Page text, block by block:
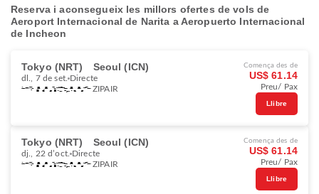
Reserva i aconsegueix les millors ofertes de vols de
Aeroport Internacional de Narita a Aeropuerto Internacional
de Incheon
Tokyo (NRT) Seoul (ICN)
dl., 7 de set. Directe
ZIPAIR
Comença des de
US$ 61.14
Preu/ Pax
Llibre
Tokyo (NRT) Seoul (ICN)
dj., 22 d’oct. Directe
ZIPAIR
Comença des de
US$ 61.14
Preu/ Pax
Llibre